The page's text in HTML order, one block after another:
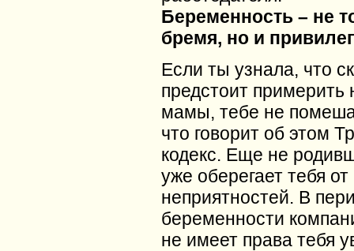
Беременность – не
бремя, но и
Если ты узнала, что
предстоит примерить
мамы, тебе не
что говорит об этом
кодекс. Еще не
уже оберегает тебя от
неприятностей. В
беременности
не имеет права тебя